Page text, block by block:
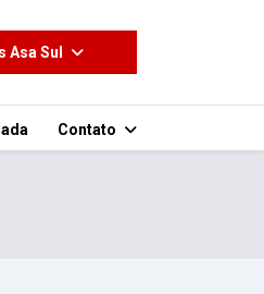
Asa Sul
Contato